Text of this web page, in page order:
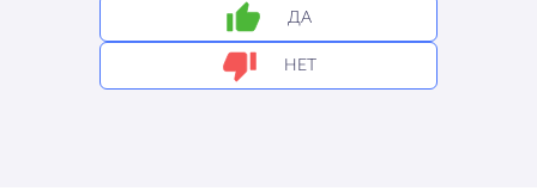
ДА
НЕТ